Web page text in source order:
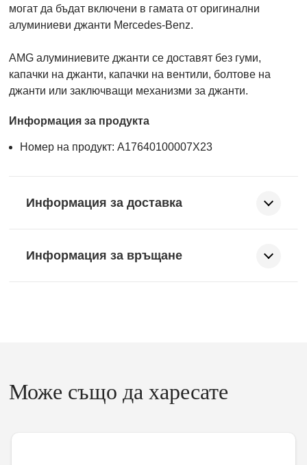
могат да бъдат включени в гамата от оригинални
алуминиеви джанти Mercedes-Benz.
AMG алуминиевите джанти се доставят без гуми,
капачки на джанти, капачки на вентили, болтове на
джанти или заключващи механизми за джанти.
Информация за продукта
Номер на продукт: A17640100007X23
Информация за доставка
Информация за връщане
Може също да харесате